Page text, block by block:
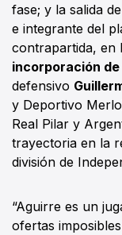
fase; y la salida de
e integrante del
contrapartida, en
incorporación
defensivo
y Deportivo
Real Pilar y
trayectoria en la
división de
“Aguirre es un
ofertas